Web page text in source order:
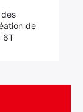
de
6T